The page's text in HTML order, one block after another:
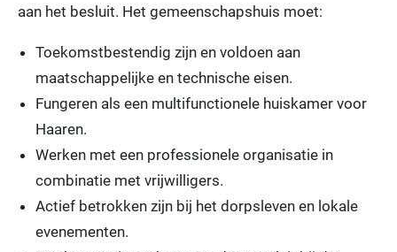
aan het besluit. Het gemeenschapshuis moet:
Toekomstbestendig zijn en voldoen aan
maatschappelijke en technische eisen.
Fungeren als een multifunctionele huiskamer voor
Haaren.
Werken met een professionele organisatie in
combinatie met vrijwilligers.
Actief betrokken zijn bij het dorpsleven en lokale
evenementen.